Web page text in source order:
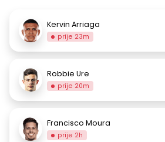
Kervin Arriaga
prije 23m
Robbie Ure
prije 20m
Francisco Moura
prije 2h